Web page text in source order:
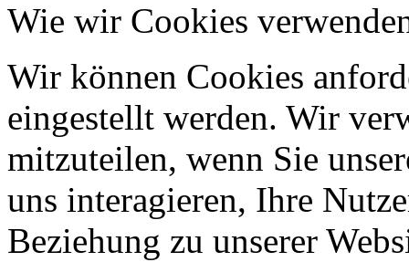
Wie wir Cookies
Wir können Cookies
eingestellt werden. Wir
mitzuteilen, wenn Sie
uns interagieren, Ihre
Beziehung zu unserer